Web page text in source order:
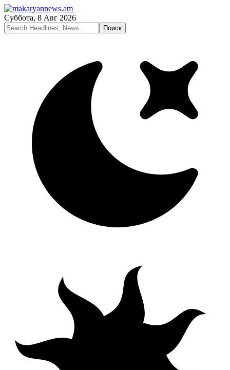
Суббота, 8 Авг 2026